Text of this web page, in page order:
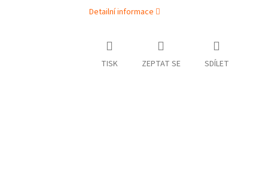
Detailní informace
TISK ZEPTAT SE SDÍLET